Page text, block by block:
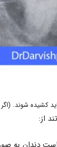
کشیده شوند. (اگر
از: